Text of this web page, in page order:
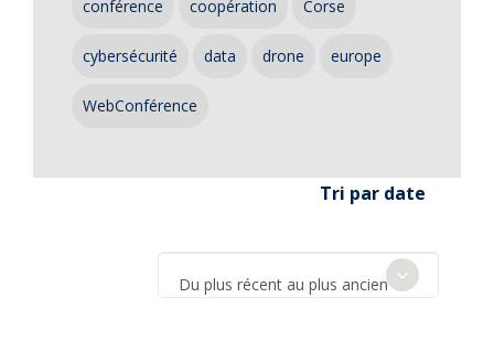
conférence coopération Corse
cybersécurité data drone europe
WebConférence
Tri par date
Du plus récent au plus ancien